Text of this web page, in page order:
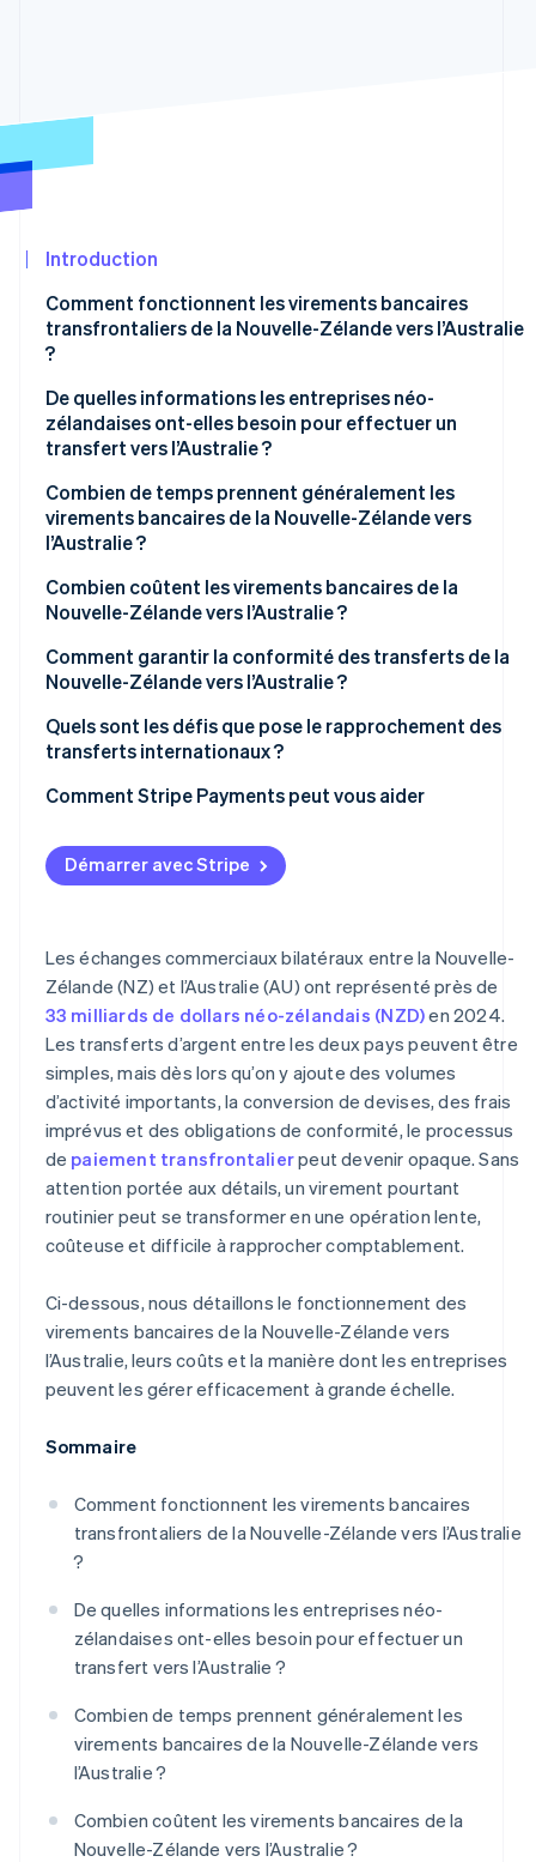
Climate
Vérification de l'identité
Stripe Sessions 2026
Découvrez comment Stripe construit l’infrastructure
Regarder la vidéo
Introduction
Comment fonctionnent les virements bancaires
transfrontaliers de la Nouvelle-Zélande vers l’Australie
?
1. Le transféré est initié
2. La devise est convertie
3. Le paiement passe sur le réseau SWIFT
4. Les fonds sont compensés et réglés
De quelles informations les entreprises néo-
zélandaises ont-elles besoin pour effectuer un
transfert vers l’Australie ?
Combien de temps prennent généralement les
virements bancaires de la Nouvelle-Zélande vers
l’Australie ?
Jour et heure
Contrôles de conformité
Précision
Combien coûtent les virements bancaires de la
Nouvelle-Zélande vers l’Australie ?
Frais liés à l’initiation du transfert
Commissions intermédiaires
Frais à la charge du bénéficiaire
Comment garantir la conformité des transferts de la
Nouvelle-Zélande vers l’Australie ?
Traitement fiscal
Signalement des transactions
Contrôles des sanctions et de la fraude
Quels sont les défis que pose le rapprochement des
transferts internationaux ?
Lacunes dans le rapprochement
Erreurs de conversion de devises
Précision à grande échelle
Comment Stripe Payments peut vous aider
Démarrer avec Stripe
Les échanges commerciaux bilatéraux entre la Nouvelle-
Zélande (NZ) et l’Australie (AU) ont représenté près de
33 milliards de dollars néo-zélandais (NZD)en 2024.
Les transferts d’argent entre les deux pays peuvent être
simples, mais dès lors qu’on y ajoute des volumes
d’activité importants, la conversion de devises, des frais
imprévus et des obligations de conformité, le processus
de paiement transfrontalierpeut devenir opaque. Sans
attention portée aux détails, un virement pourtant
routinier peut se transformer en une opération lente,
coûteuse et difficile à rapprocher comptablement.
Ci-dessous, nous détaillons le fonctionnement des
virements bancaires de la Nouvelle-Zélande vers
l’Australie, leurs coûts et la manière dont les entreprises
peuvent les gérer efficacement à grande échelle.
Sommaire
Comment fonctionnent les virements bancaires
transfrontaliers de la Nouvelle-Zélande vers l’Australie
?
De quelles informations les entreprises néo-
zélandaises ont-elles besoin pour effectuer un
transfert vers l’Australie ?
Combien de temps prennent généralement les
virements bancaires de la Nouvelle-Zélande vers
l’Australie ?
Combien coûtent les virements bancaires de la
Nouvelle-Zélande vers l’Australie ?